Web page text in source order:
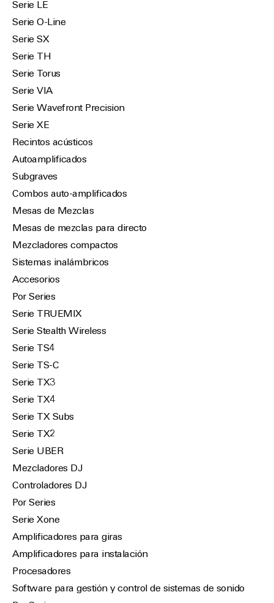
Serie LE
Serie O-Line
Serie SX
Serie TH
Serie Torus
Serie VIA
Serie Wavefront Precision
Serie XE
Recintos acústicos
Autoamplificados
Subgraves
Combos auto-amplificados
Mesas de Mezclas
Mesas de mezclas para directo
Mezcladores compactos
Sistemas inalámbricos
Accesorios
Por Series
Serie TRUEMIX
Serie Stealth Wireless
Serie TS4
Serie TS-C
Serie TX3
Serie TX4
Serie TX Subs
Serie TX2
Serie UBER
Mezcladores DJ
Controladores DJ
Por Series
Serie Xone
Amplificadores para giras
Amplificadores para instalación
Procesadores
Software para gestión y control de sistemas de sonido